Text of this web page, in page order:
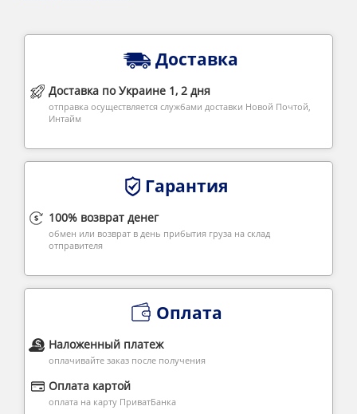
Доставка
Доставка по Украине 1, 2 дня
отправка осуществляется службами доставки Новой Почтой,
Интайм
Гарантия
100% возврат денег
обмен или возврат в день прибытия груза на склад
отправителя
Оплата
Наложенный платеж
оплачивайте заказ после получения
Оплата картой
оплата на карту ПриватБанка